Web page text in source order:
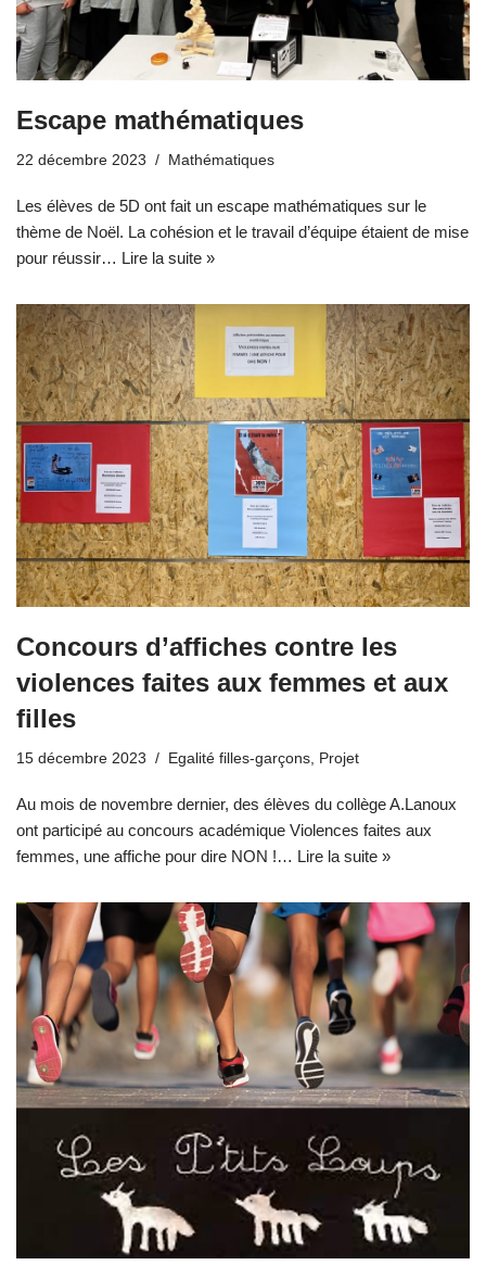
Escape mathématiques
22 décembre 2023 Mathématiques
Les élèves de 5D ont fait un escape mathématiques sur le
thème de Noël. La cohésion et le travail d’équipe étaient de mise
pour réussir… Lire la suite »
Concours d’affiches contre les
violences faites aux femmes et aux
filles
15 décembre 2023 Egalité filles-garçons Projet
Au mois de novembre dernier, des élèves du collège A.Lanoux
ont participé au concours académique Violences faites aux
femmes, une affiche pour dire NON !… Lire la suite »